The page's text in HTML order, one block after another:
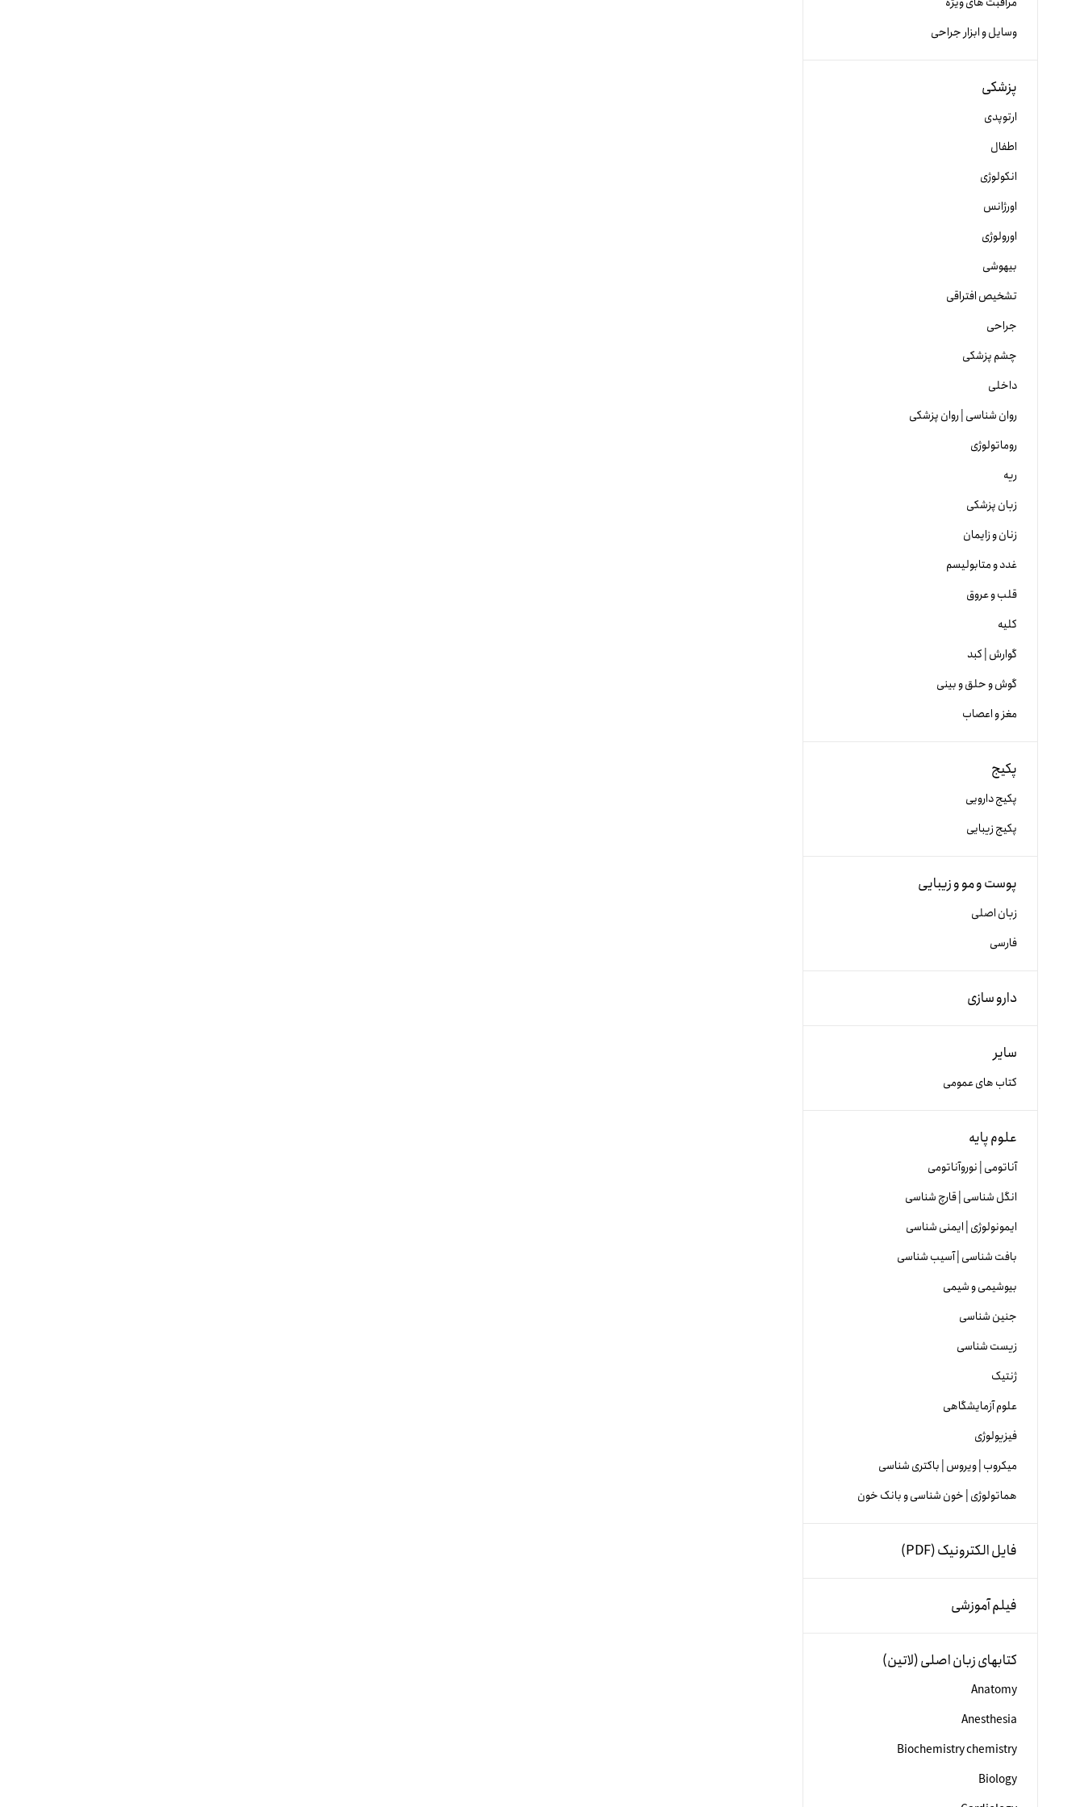
وسایل و ابزار جراحی
پزشکی
ارتوپدی
اطفال
انکولوژی
اورژانس
اورولوژی
بیهوشی
تشخیص افتراقی
جراحی
چشم پزشکی
داخلی
روان شناسی | روان پزشکی
روماتولوژی
ریه
زبان پزشکی
زنان و زایمان
غدد و متابولیسم
قلب و عروق
کلیه
گوارش | کبد
گوش و حلق و بینی
مغز و اعصاب
پکیج
پکیج دارویی
پکیج زیبایی
پوست و مو و زیبایی
زبان اصلی
فارسی
دارو سازی
سایر
کتاب های عمومی
علوم پایه
آناتومی | نوروآناتومی
انگل شناسی | قارچ شناسی
ایمونولوژی | ایمنی شناسی
بافت شناسی | آسیب شناسی
بیوشیمی و شیمی
جنین شناسی
زیست شناسی
ژنتیک
علوم آزمایشگاهی
فیزیولوژی
میکروب | ویروس | باکتری شناسی
هماتولوژی | خون شناسی و بانک خون
فایل الکترونیک (PDF)
فیلم آموزشی
کتابهای زبان اصلی (لاتین)
Anatomy
Anesthesia
Biochemistry chemistry
Biology